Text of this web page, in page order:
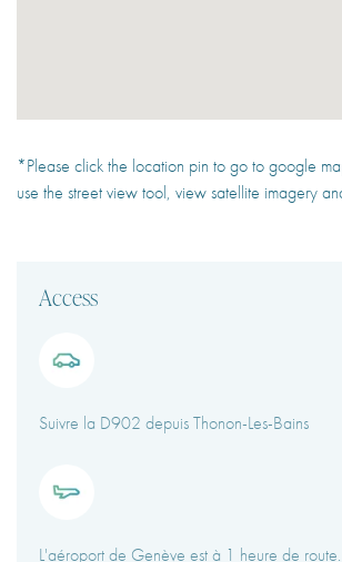
*Please click the location pin to go to google
use the street view tool, view satellite imagery
Access
Suivre la D902 depuis Thonon-Les-Bains
L'aéroport de Genève est à 1 heure de route.